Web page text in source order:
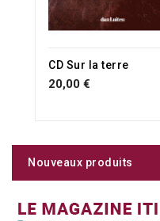
CD Sur la terre
20,00 €
Nouveaux produits